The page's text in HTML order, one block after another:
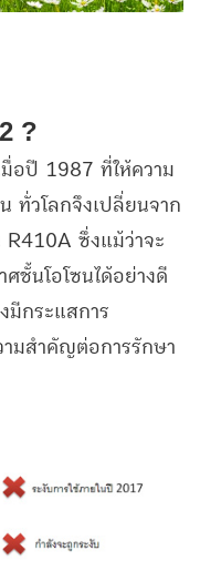
?
อปี 1987 ที่ให้ความ
ทั่วโลกจึงเปลี่ยนจาก
R410A ซึ่งแม้ว่าจะ
ชั้นโอโซนได้อย่างดี
มีกระแสการ
ามสำคัญต่อการรักษา